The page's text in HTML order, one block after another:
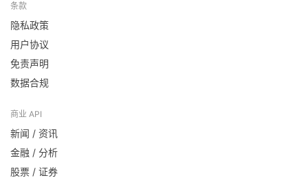
条款
隐私政策
用户协议
免责声明
数据合规
商业 API
新闻 / 资讯
金融 / 分析
股票 / 证券